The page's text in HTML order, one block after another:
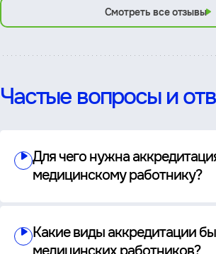
Смотреть все отзывы
Частые вопросы и
Для чего нужна
медицинскому работнику?
Какие виды аккредитации